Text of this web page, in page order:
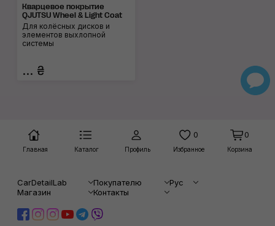
Кварцевое покрытие
QJUTSU Wheel & Light Coat
Для колёсных дисков и
элементов выхлопной
системы
... ₴
Главная Каталог Профиль
0
Избранное
0
Корзина
CarDetailLab Покупателю
Рус
Магазин
Контакты